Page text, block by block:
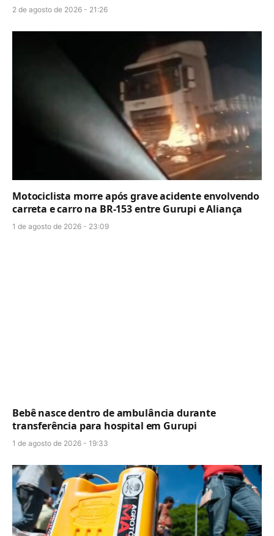
2 de agosto de 2026 - 21:26
Motociclista morre após grave acidente envolvendo
carreta e carro na BR-153 entre Gurupi e Aliança
1 de agosto de 2026 - 23:09
Bebê nasce dentro de ambulância durante
transferência para hospital em Gurupi
1 de agosto de 2026 - 19:33